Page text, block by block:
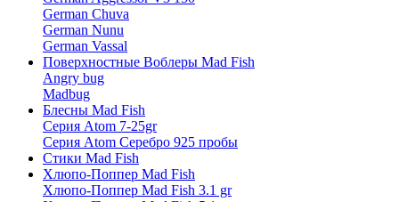
German Chuva
German Nunu
German Vassal
Поверхностные Воблеры Mad Fish
Angry bug
Madbug
Блесны Mad Fish
Серия Atom 7-25gr
Серия Atom Серебро 925 пробы
Стики Mad Fish
Хлюпо-Поппер Mad Fish
Хлюпо-Поппер Mad Fish 3.1 gr